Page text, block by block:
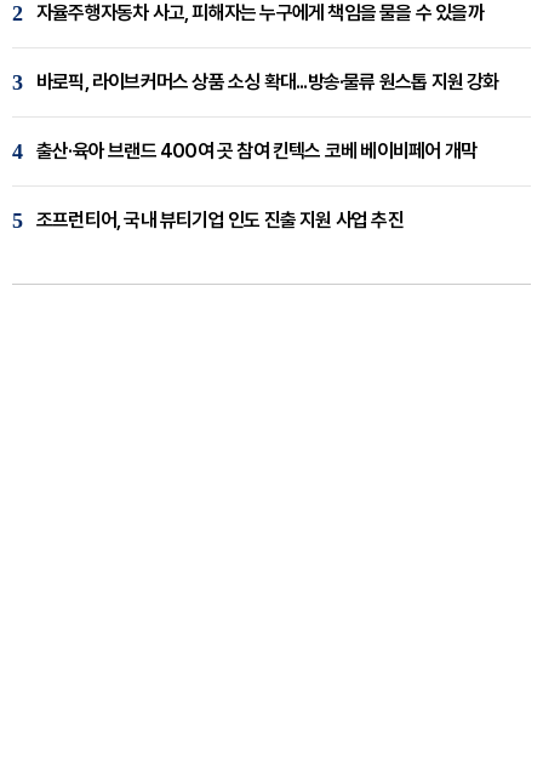
2 자율주행자동차 사고, 피해자는 누구에게 책임을 물을 수 있을까
3 바로픽, 라이브커머스 상품 소싱 확대...방송·물류 원스톱 지원 강화
4 출산·육아 브랜드 400여 곳 참여 킨텍스 코베 베이비페어 개막
5 조프런티어, 국내 뷰티기업 인도 진출 지원 사업 추진